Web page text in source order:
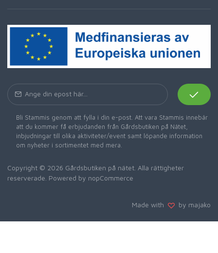
Bli Stammis genom att fylla i din e-post. Att vara Stammis innebär
att du kommer få erbjudanden från Gårdsbutiken på Nätet,
inbjudningar till olika aktiviteter/event samt löpande information
om nyheter i sortimentet med mera.
Copyright © 2026 Gårdsbutiken på nätet. Alla rättigheter
reserverade. Powered by nopCommerce
Made with by majako